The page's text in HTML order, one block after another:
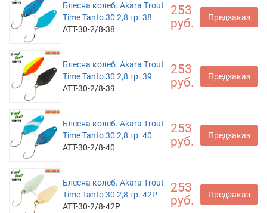
Блесна колеб. Akara Trout
Time Tanto 30 2,8 гр. 38
ATT-30-2/8-38
253
руб.
Предзаказ
Блесна колеб. Akara Trout
Time Tanto 30 2,8 гр. 39
ATT-30-2/8-39
253
руб.
Предзаказ
Блесна колеб. Akara Trout
Time Tanto 30 2,8 гр. 40
ATT-30-2/8-40
253
руб.
Предзаказ
Блесна колеб. Akara Trout
Time Tanto 30 2,8 гр. 42P
ATT-30-2/8-42P
253
руб.
Предзаказ